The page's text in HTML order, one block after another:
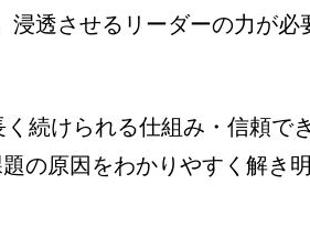
浸透させるリーダーの力が必
続けられる仕組み・信頼で
の原因をわかりやすく解き